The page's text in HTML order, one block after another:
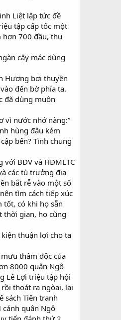
Liệt lập tức đề
tập cấp tốc một
hơn 700 đầu, thu
cây mác dùng
Hương bơi thuyền
đến bờ phía ta.
đã dùng muôn
vì nước nhớ nàng:”
hùng đâu kém
bến? Tình chung
với BĐV và HĐMLTC
các tù trưởng địa
bắt rễ vào một số
tìm cách tiếp xúc
tốt, có khi họ sẵn
thời gian, họ cũng
thuận lợi cho ta
thâm độc của
8000 quân Ngô
Lê Lợi triệu tập hội
thoát ra ngòai, lại
sách Tiên tranh
quân Ngô